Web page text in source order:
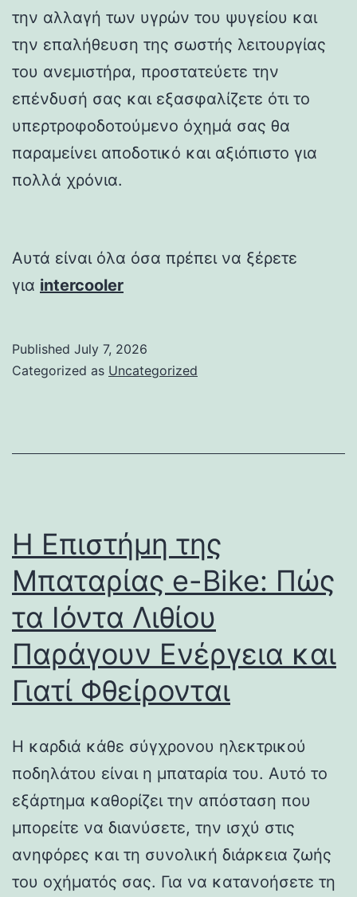
την αλλαγή των υγρών του ψυγείου και
την επαλήθευση της σωστής λειτουργίας
του ανεμιστήρα, προστατεύετε την
επένδυσή σας και εξασφαλίζετε ότι το
υπερτροφοδοτούμενο όχημά σας θα
παραμείνει αποδοτικό και αξιόπιστο για
πολλά χρόνια.
Αυτά είναι όλα όσα πρέπει να ξέρετε
για intercooler
Published July 7, 2026
Categorized as Uncategorized
Η Επιστήμη της
Μπαταρίας e-Bike: Πώς
τα Ιόντα Λιθίου
Παράγουν Ενέργεια και
Γιατί Φθείρονται
Η καρδιά κάθε σύγχρονου ηλεκτρικού
ποδηλάτου είναι η μπαταρία του. Αυτό το
εξάρτημα καθορίζει την απόσταση που
μπορείτε να διανύσετε, την ισχύ στις
ανηφόρες και τη συνολική διάρκεια ζωής
του οχήματός σας. Για να κατανοήσετε τη